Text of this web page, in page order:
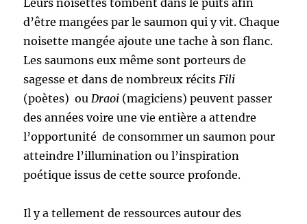
d’être mangées par le saumon qui y vit. Chaque
noisette mangée ajoute une tache à son flanc.
Les saumons eux même sont porteurs de
sagesse et dans de nombreux récits Fili
(poètes) ou Draoi (magiciens) peuvent passer
des années voire une vie entière a attendre
l’opportunité de consommer un saumon pour
atteindre l’illumination ou l’inspiration
poétique issus de cette source profonde.
Il y a tellement de ressources autour des